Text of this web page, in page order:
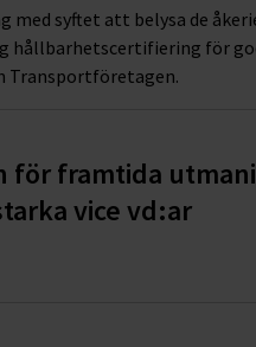
med syftet att belysa de
hållbarhetscertifiering för
Transportföretagen.
för framtida
vice vd:ar